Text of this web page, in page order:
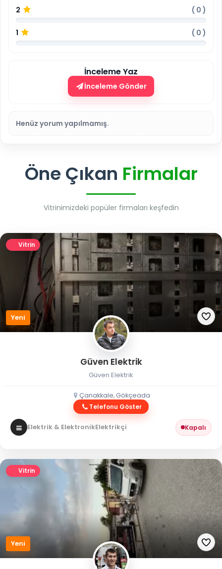
2 ( 0 )
1 ( 0 )
İnceleme Yaz
İnceleme Gönder
Henüz yorum yapılmamış.
Öne Çıkan Firmalar
Vitrinimizdeki popüler firmaları keşfedin
Vitrin
Yeni
Güven Elektrik
Güven Elektrik
Çanakkale, Gökçeada
Telefonu Göster
Elektrik & ElektronikElektrikçi Kapalı
Vitrin
Yeni